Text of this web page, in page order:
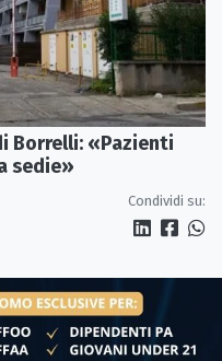
Borrelli: «Pazienti
sedie»
Condividi su: